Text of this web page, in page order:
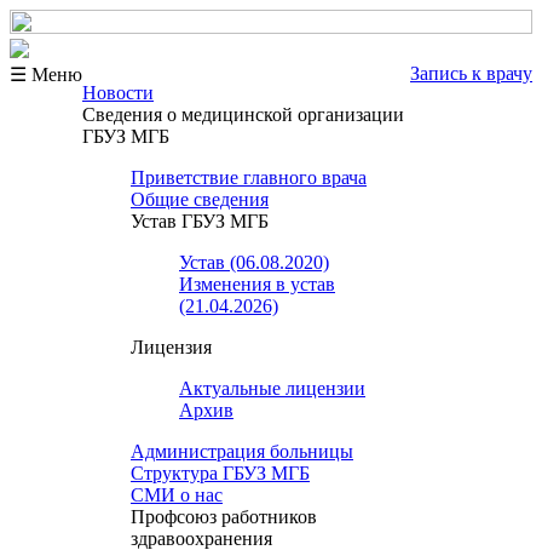
☰ Меню
Запись к врачу
Новости
Сведения о медицинской организации
ГБУЗ МГБ
Приветствие главного врача
Общие сведения
Устав ГБУЗ МГБ
Устав (06.08.2020)
Изменения в устав
(21.04.2026)
Лицензия
Актуальные лицензии
Архив
Администрация больницы
Структура ГБУЗ МГБ
СМИ о нас
Профсоюз работников
здравоохранения